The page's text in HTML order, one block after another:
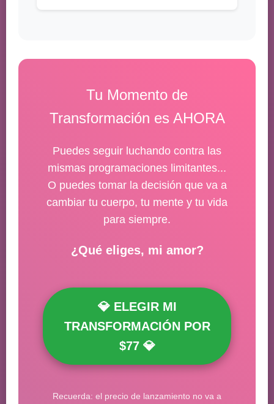
Tu Momento de
Transformación es AHORA
Puedes seguir luchando contra las
mismas programaciones limitantes...
O puedes tomar la decisión que va a
cambiar tu cuerpo, tu mente y tu vida
para siempre.
¿Qué eliges, mi amor?
💎 ELEGIR MI
TRANSFORMACIÓN POR
$77 💎
Recuerda: el precio de lanzamiento no va a